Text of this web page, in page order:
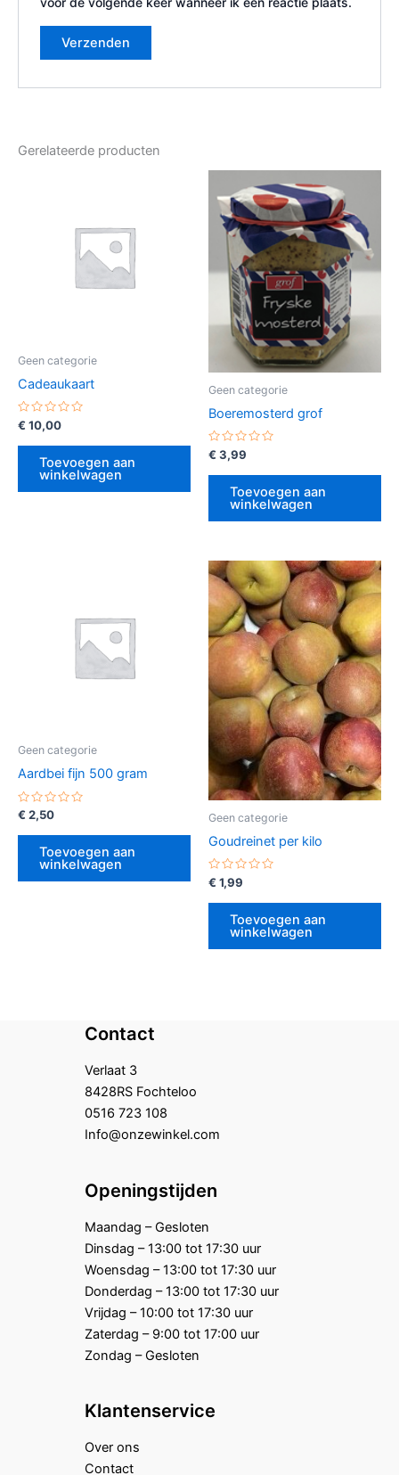
Gerelateerde producten
Geen categorie
Cadeaukaart
Gewaardeerd
uit
€ 10,00
Toevoegen aan
winkelwagen
Geen categorie
Boeremosterd grof
Gewaardeerd
0
uit
€ 3,99
Toevoegen aan
winkelwagen
Geen categorie
Aardbei fijn 500 gram
Gewaardeerd
uit
€ 2,50
Toevoegen aan
winkelwagen
Geen categorie
Goudreinet per kilo
Gewaardeerd
0
uit
€ 1,99
Toevoegen aan
winkelwagen
Contact
Verlaat 3
8428RS Fochteloo
0516 723 108
Info@onzewinkel.com
Openingstijden
Maandag – Gesloten
Dinsdag – 13:00 tot 17:30 uur
Woensdag – 13:00 tot 17:30 uur
Donderdag – 13:00 tot 17:30 uur
Vrijdag – 10:00 tot 17:30 uur
Zaterdag – 9:00 tot 17:00 uur
Zondag – Gesloten
Klantenservice
Over ons
Contact